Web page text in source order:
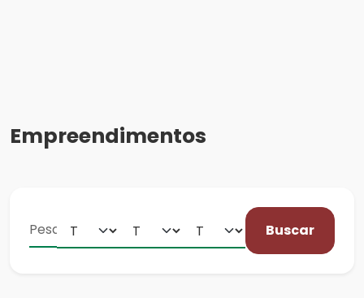
Empreendimentos
Buscar